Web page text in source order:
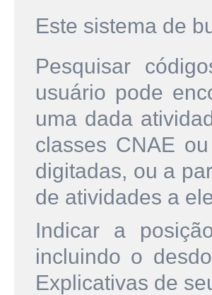
Este sistema de
Pesquisar
usuário pode
uma dada
classes CNAE
digitadas, ou a
de atividades a
Indicar a
incluindo o
Explicativas de